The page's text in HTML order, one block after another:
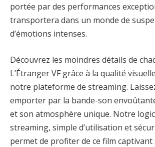
portée par des performances
transportera dans un monde de
d’émotions intenses.
Découvrez les moindres détails de
L’Étranger VF grâce à la qualité
notre plateforme de streaming.
emporter par la bande-son
et son atmosphère unique. Notre
streaming, simple d’utilisation et
permet de profiter de ce film captivant